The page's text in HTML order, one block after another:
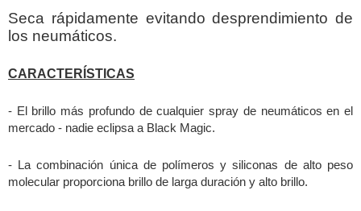
Seca rápidamente evitando desprendimiento de
los neumáticos.
CARACTERÍSTICAS
- El brillo más profundo de cualquier spray de neumáticos en el
mercado - nadie eclipsa a Black Magic.
- La combinación única de polímeros y siliconas de alto peso
molecular proporciona brillo de larga duración y alto brillo.